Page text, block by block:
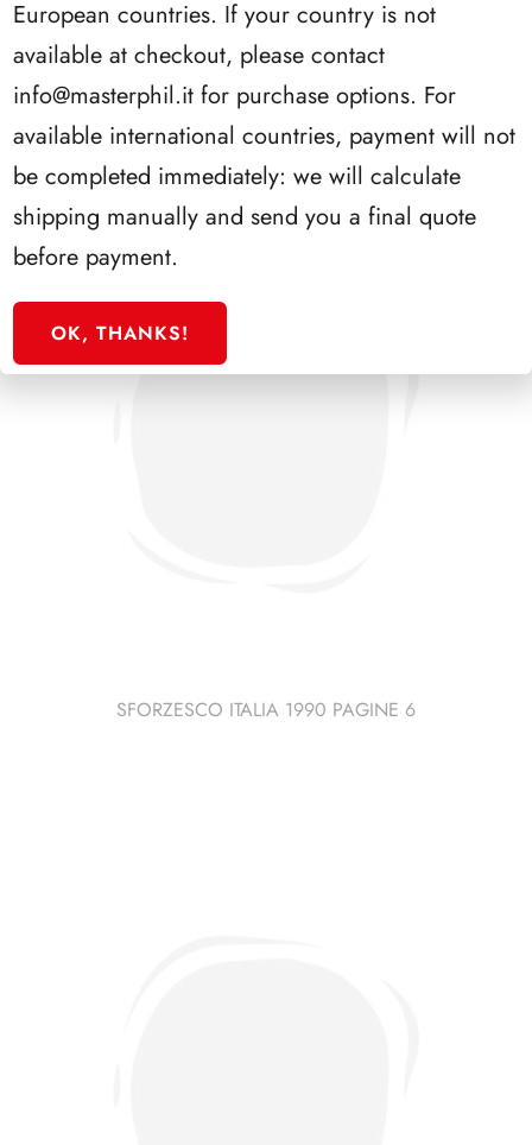
PRESIDENZA LEONE 1972/1978
SFORZESCO ITALIA 1990 PAGINE 6
European countries. If your country is not
available at checkout, please contact
info@masterphil.it for purchase options. For
available international countries, payment will not
be completed immediately: we will calculate
shipping manually and send you a final quote
before payment.
OK, THANKS!